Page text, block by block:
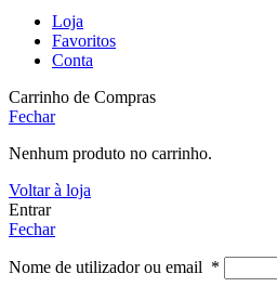
Loja
Favoritos
Conta
Carrinho de Compras
Fechar
Nenhum produto no carrinho.
Voltar à loja
Entrar
Fechar
Nome de utilizador ou email *